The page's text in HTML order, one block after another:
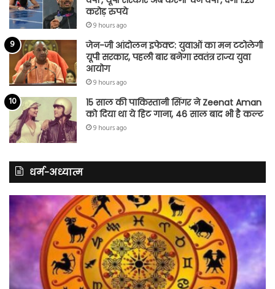
करोड़ रुपये
9 hours ago
जेन-जी आंदोलन इफेक्ट: युवाओं का मन टटोलेगी
यूपी सरकार, पहली बार बनेगा स्वतंत्र राज्य युवा
आयोग
9 hours ago
15 साल की पाकिस्तानी सिंगर ने Zeenat Aman
को दिया था ये हिट गाना, 46 साल बाद भी है कल्ट
9 hours ago
धर्म-अध्यात्म